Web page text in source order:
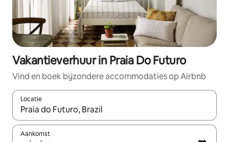
Vakantieverhuur in Praia Do Futuro
Vind en boek bijzondere accommodaties op Airbnb
Locatie
Wanneer er suggesties beschikbaar zijn, maak je een keuze
Aankomst